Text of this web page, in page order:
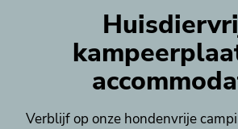
Verblijf op onze hondenvrije